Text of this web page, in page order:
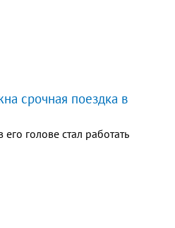
срочная поездка в
голове стал работать